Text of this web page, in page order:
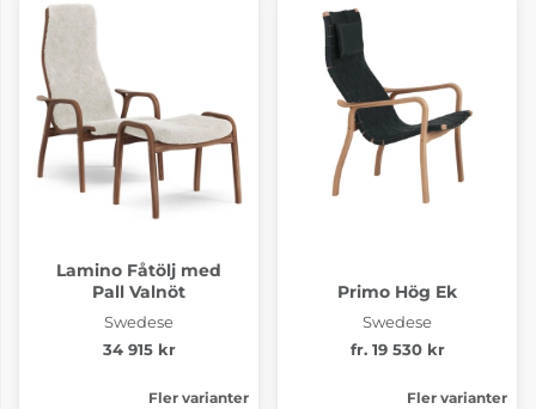
Lamino Fåtölj med
Pall Valnöt
Swedese
34 915 kr
Fler varianter
Primo Hög Ek
Swedese
fr. 19 530 kr
Fler varianter